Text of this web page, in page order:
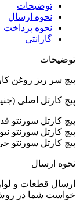
توضیحات
نحوه ارسال
نحوه پرداخت
گارانتی
توضیحات
پیچ سر ریز روغن
پیچ کارتل اصلی
پیچ کارتل سورنتو
پیچ کارتل سورنتو نیو
پیچ کارتل سورنتو
نحوه ارسال
ارسال قطعات و
خواست شما در